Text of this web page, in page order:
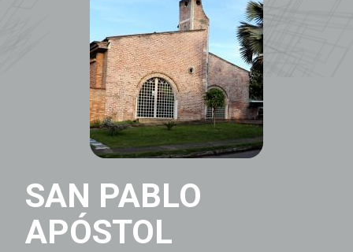
SAN PABLO
APÓSTOL